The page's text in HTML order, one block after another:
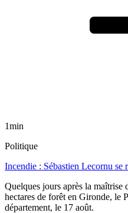
1min
Politique
Incendie : Sébastien Lecornu se
Quelques jours après la
hectares de forêt en Gironde, le
département, le 17 août.